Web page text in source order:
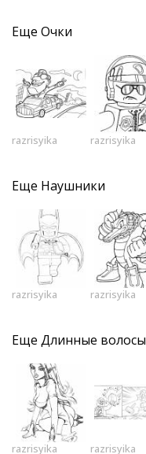
Еще Очки
razrisyika razrisyika
Еще Наушники
razrisyika razrisyika
Еще Длинные волосы
razrisyika razrisyika